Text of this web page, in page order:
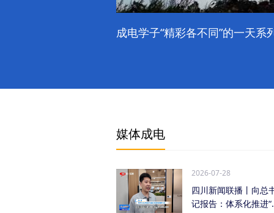
成电学子“精彩各不同”的一天系
媒体成电
2026-07-28
四川新闻联播丨向总
记报告：体系化推进“